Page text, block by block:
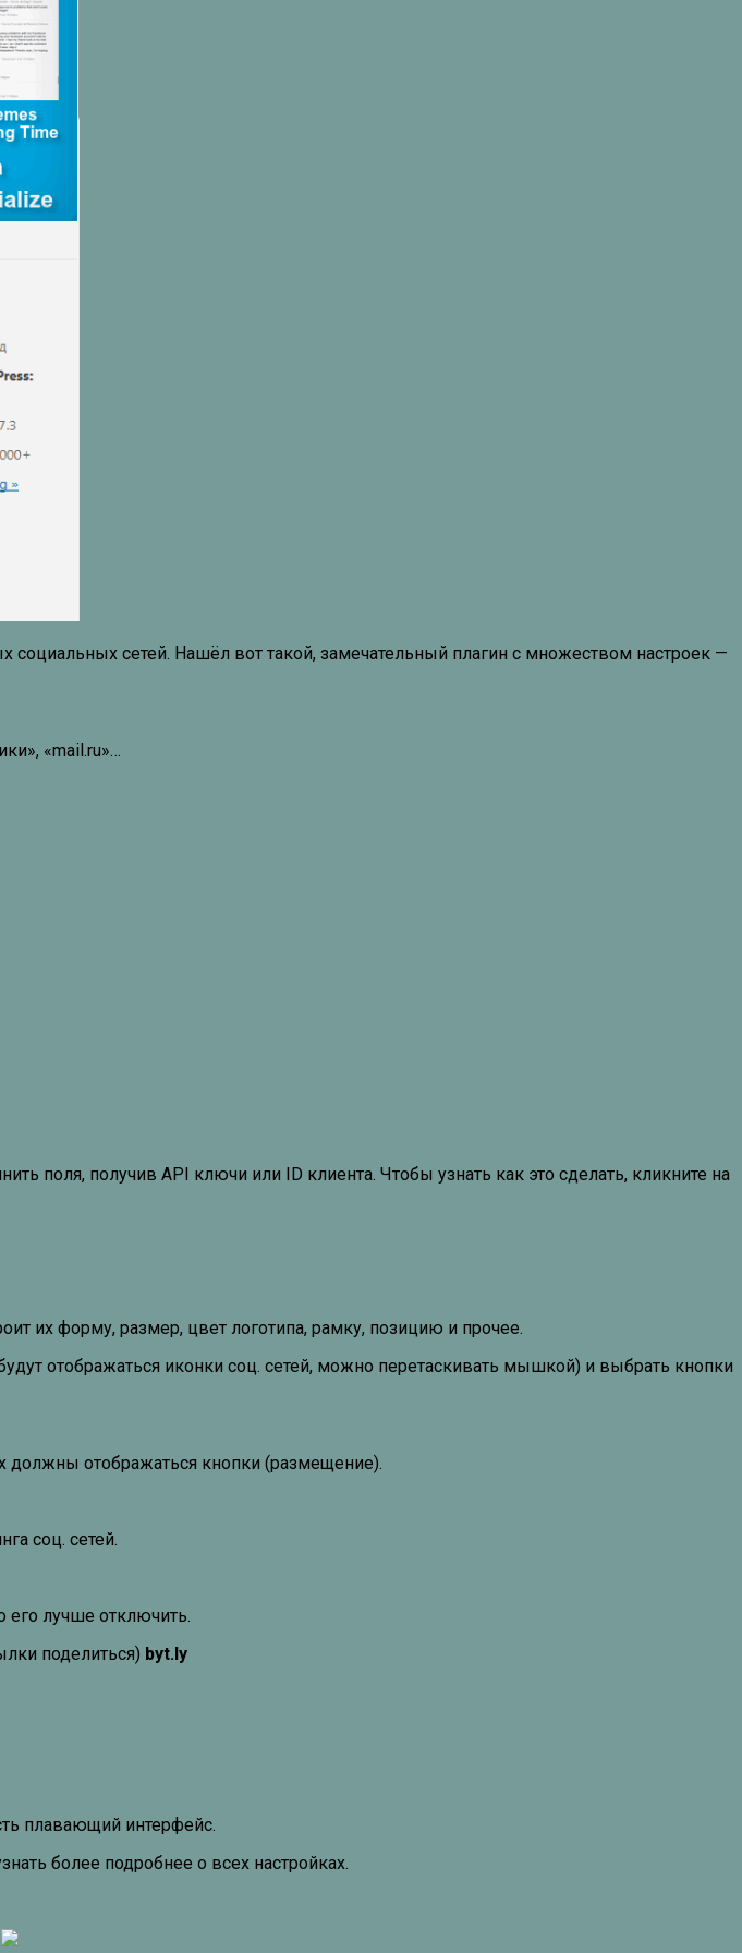
сетей. Нашёл вот такой, замечательный плагин с множеством настроек —
«mail.ru»…
поля, получив API ключи или ID клиента. Чтобы узнать как это сделать, кликните на
их форму, размер, цвет логотипа, рамку, позицию и прочее.
отображаться иконки соц. сетей, можно перетаскивать мышкой) и выбрать кнопки
должны отображаться кнопки (размещение).
соц. сетей.
его лучше отключить.
поделиться) byt.ly
плавающий интерфейс.
более подробнее о всех настройках.